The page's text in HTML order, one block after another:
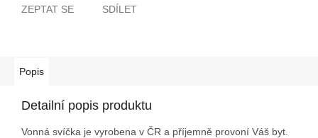
ZEPTAT SE SDÍLET
Popis
Detailní popis produktu
Vonná svíčka je vyrobena v ČR a příjemně provoní Váš byt.